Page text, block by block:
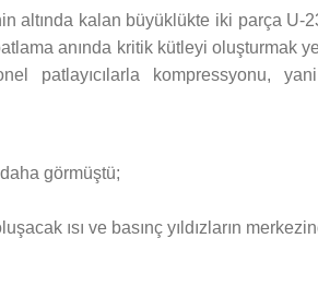
altında kalan büyüklükte iki parça
anında kritik kütleyi oluşturmak
patlayıcılarla kompressyonu,
daha görmüştü;
ısı ve basınç yıldızların